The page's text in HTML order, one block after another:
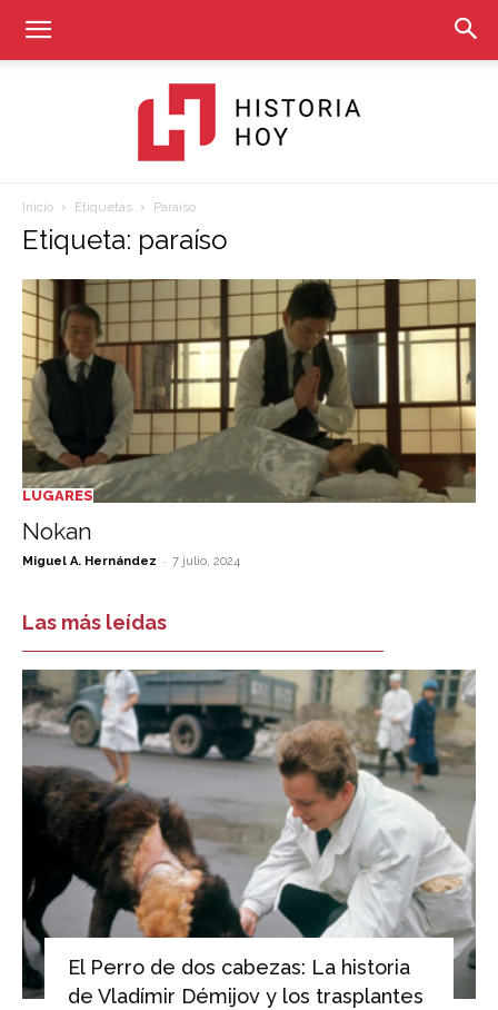
Hoy
Inicio Etiquetas Paraíso
Etiqueta: paraíso
LUGARES
Nokan
Miguel A. Hernández - 7 julio, 2024
Las más leídas
El Perro de dos cabezas: La historia
de Vladímir Démijov y los trasplantes